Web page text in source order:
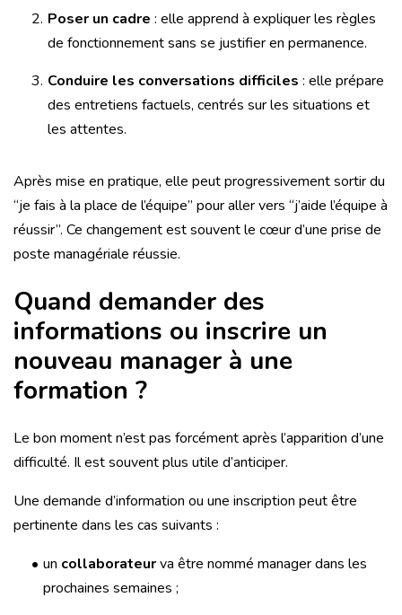
Poser un cadre : elle apprend à expliquer les règles
de fonctionnement sans se justifier en permanence.
Conduire les conversations difficiles : elle prépare
des entretiens factuels, centrés sur les situations et
les attentes.
Après mise en pratique, elle peut progressivement sortir du
“je fais à la place de l’équipe” pour aller vers “j’aide l’équipe à
réussir”. Ce changement est souvent le cœur d’une prise de
poste managériale réussie.
Quand demander des
informations ou inscrire un
nouveau manager à une
formation ?
Le bon moment n’est pas forcément après l’apparition d’une
difficulté. Il est souvent plus utile d’anticiper.
Une demande d’information ou une inscription peut être
pertinente dans les cas suivants :
un collaborateurva être nommé manager dans les
prochaines semaines ;